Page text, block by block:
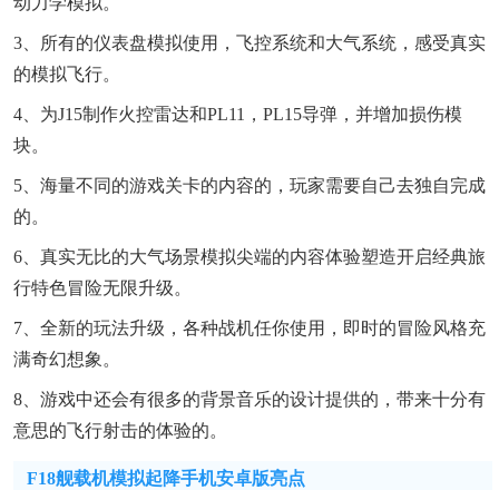
3、所有的仪表盘模拟使用，飞控系统和大气系统，感受真实
的模拟飞行。
4、为J15制作火控雷达和PL11，PL15导弹，并增加损伤模
块。
5、海量不同的游戏关卡的内容的，玩家需要自己去独自完成
的。
6、真实无比的大气场景模拟尖端的内容体验塑造开启经典旅
行特色冒险无限升级。
7、全新的玩法升级，各种战机任你使用，即时的冒险风格充
满奇幻想象。
8、游戏中还会有很多的背景音乐的设计提供的，带来十分有
意思的飞行射击的体验的。
F18舰载机模拟起降手机安卓版亮点